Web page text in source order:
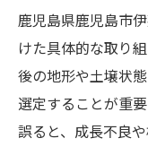
鹿児島県鹿児島市
けた具体的な取り
後の地形や土壌状
選定することが重
誤ると、成長不良